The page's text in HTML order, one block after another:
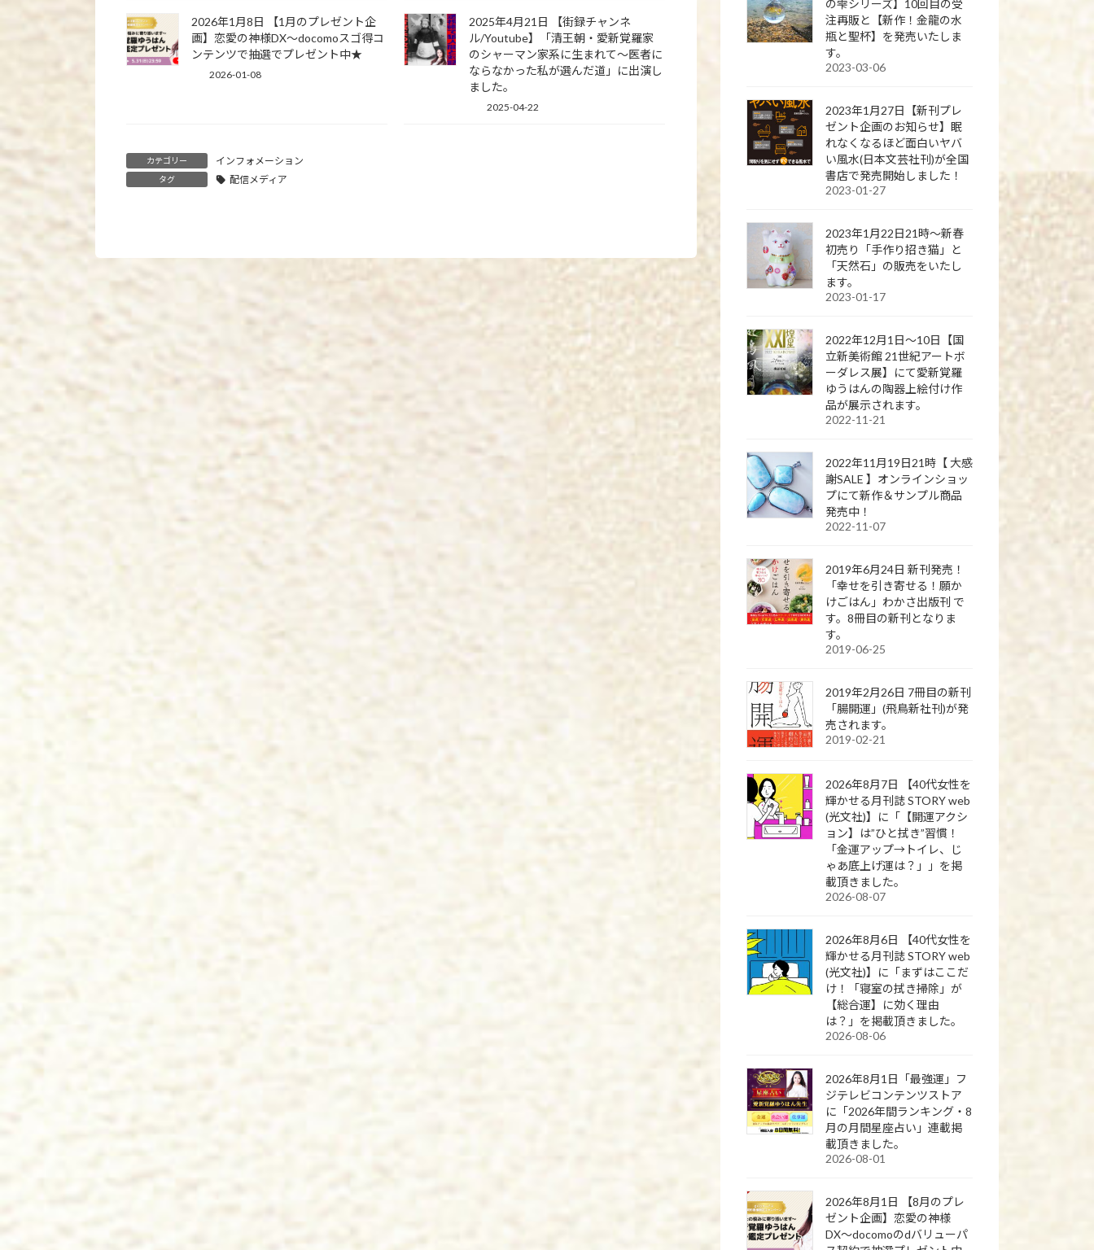
2026年1月8日 【1月のプレゼント企
画】恋愛の神様DX〜docomoスゴ得コ
ンテンツで抽選でプレゼント中★
2026-01-08
2025年4月21日 【街録チャンネ
ル/Youtube】「清王朝・愛新覚羅家
のシャーマン家系に生まれて～医者に
ならなかった私が選んだ道」に出演し
ました。
2025-04-22
カテゴリー インフォメーション
タグ 配信メディア
の雫シリーズ】10回目の受
注再販と【新作！金龍の水
瓶と聖杯】を発売いたしま
す。
2023-03-06
2023年1月27日【新刊プレ
ゼント企画のお知らせ】眠
れなくなるほど面白いヤバ
い風水(日本文芸社刊)が全国
書店で発売開始しました！
2023-01-27
2023年1月22日21時～新春
初売り「手作り招き猫」と
「天然石」の販売をいたし
ます。
2023-01-17
2022年12月1日～10日【国
立新美術館 21世紀アートボ
ーダレス展】にて愛新覚羅
ゆうはんの陶器上絵付け作
品が展示されます。
2022-11-21
2022年11月19日21時【 大感
謝SALE 】オンラインショッ
プにて新作＆サンプル商品
発売中！
2022-11-07
2019年6月24日 新刊発売！
「幸せを引き寄せる！願か
けごはん」わかさ出版刊 で
す。8冊目の新刊となりま
す。
2019-06-25
2019年2月26日 7冊目の新刊
「腸開運」(飛鳥新社刊)が発
売されます。
2019-02-21
2026年8月7日 【40代女性を
輝かせる月刊誌 STORY web
(光文社)】に「【開運アクシ
ョン】は”ひと拭き”習慣！
「金運アップ→トイレ、じ
ゃあ底上げ運は？」」を掲
載頂きました。
2026-08-07
2026年8月6日 【40代女性を
輝かせる月刊誌 STORY web
(光文社)】に「まずはここだ
け！「寝室の拭き掃除」が
【総合運】に効く理由
は？」を掲載頂きました。
2026-08-06
2026年8月1日「最強運」フ
ジテレビコンテンツストア
に「2026年間ランキング・8
月の月間星座占い」連載掲
載頂きました。
2026-08-01
2026年8月1日 【8月のプレ
ゼント企画】恋愛の神様
DX〜docomoのdバリューパ